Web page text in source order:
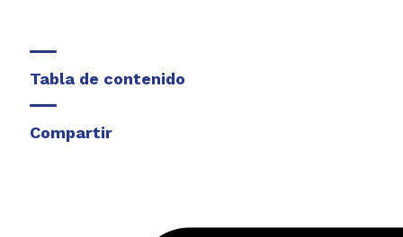
Tabla de contenido
Compartir